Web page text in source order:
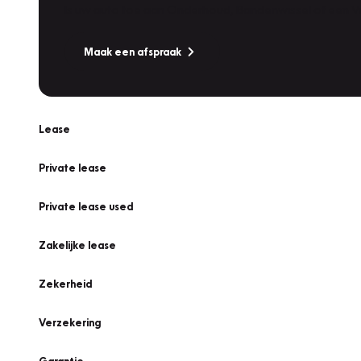
Maak een afspraak
Lease
Private lease
Private lease used
Zakelijke lease
Zekerheid
Verzekering